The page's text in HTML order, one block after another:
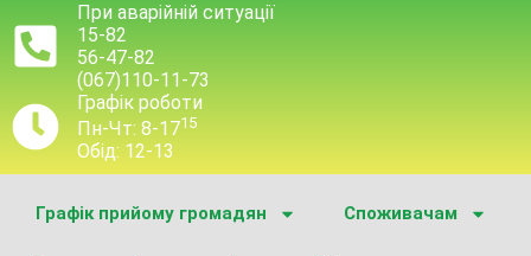
При аварійній ситуації
15-82
56-47-82
(067)110-11-73
Графік роботи
Пн-Чт: 8-1715
Обід: 12-13
Графік прийому громадян Споживачам